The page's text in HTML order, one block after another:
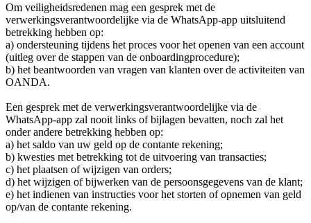
Om veiligheidsredenen mag een gesprek met de
verwerkingsverantwoordelijke via de WhatsApp-app uitsluitend
betrekking hebben op:
a) ondersteuning tijdens het proces voor het openen van een account
(uitleg over de stappen van de onboardingprocedure);
b) het beantwoorden van vragen van klanten over de activiteiten van
OANDA.
Een gesprek met de verwerkingsverantwoordelijke via de
WhatsApp-app zal nooit links of bijlagen bevatten, noch zal het
onder andere betrekking hebben op:
a) het saldo van uw geld op de contante rekening;
b) kwesties met betrekking tot de uitvoering van transacties;
c) het plaatsen of wijzigen van orders;
d) het wijzigen of bijwerken van de persoonsgegevens van de klant;
e) het indienen van instructies voor het storten of opnemen van geld
op/van de contante rekening.